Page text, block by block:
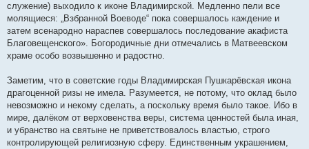
служение) выходило к иконе Владимирской. Медленно пели все
молящиеся: „Взбранной Воеводе“ пока совершалось каждение и
затем всенародно нараспев совершалось последование акафиста
Благовещенского». Богородичные дни отмечались в Матвеевском
храме особо возвышенно и радостно.
Заметим, что в советские годы Владимирская Пушкарёвская икона
драгоценной ризы не имела. Разумеется, не потому, что оклад было
невозможно и некому сделать, а поскольку время было такое. Ибо в
мире, далёком от верховенства веры, система ценностей была иная,
и убранство на святыне не приветствовалось властью, строго
контролирующей религиозную сферу. Единственным украшением,